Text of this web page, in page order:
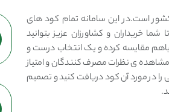
است.در این سامانه تمام کود های
خریداران و کشاورزان عزیز بتوانید
مقایسه کرده و یک انتخاب درست و
ی نظرات مصرف کنندگان و امتیاز
را در مورد آن کود دریافت کنید و تصمیم